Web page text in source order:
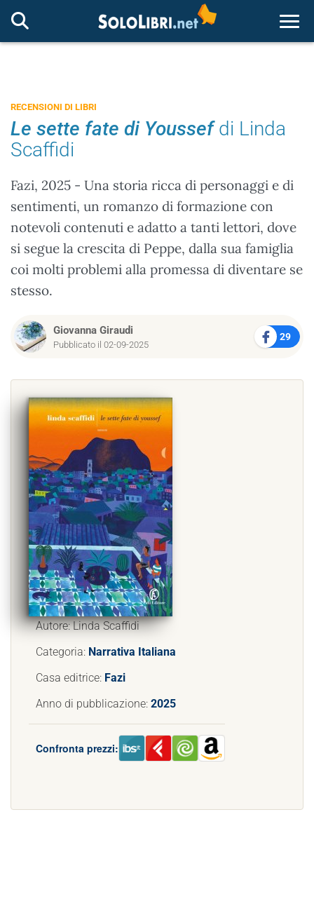
RECENSIONI DI LIBRI
Le sette fate di Youssefdi Linda
Scaffidi
Fazi, 2025 - Una storia ricca di personaggi e di
sentimenti, un romanzo di formazione con
notevoli contenuti e adatto a tanti lettori, dove
si segue la crescita di Peppe, dalla sua famiglia
coi molti problemi alla promessa di diventare se
stesso.
Giovanna Giraudi
Pubblicato il 02-09-2025
29
Autore: Linda Scaffidi
Categoria: Narrativa Italiana
Casa editrice: Fazi
Anno di pubblicazione: 2025
Confronta prezzi: